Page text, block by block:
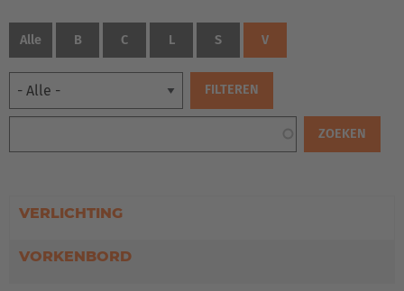
Alle B C L S V
VERLICHTING
VORKENBORD